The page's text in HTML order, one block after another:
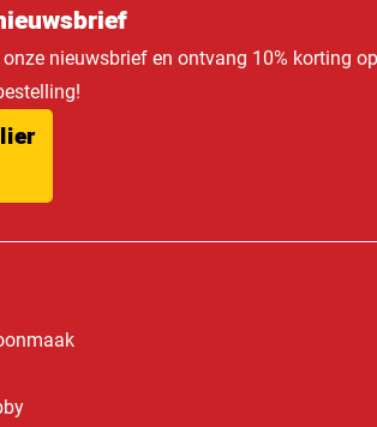
nieuwsbrief en ontvang 10% korting op